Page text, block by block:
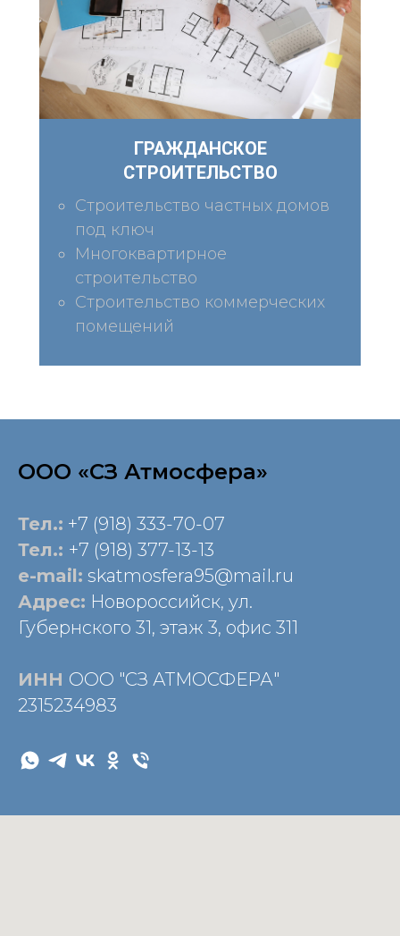
ГРАЖДАНСКОЕ
СТРОИТЕЛЬСТВО
Строительство частных домов
под ключ
Многоквартирное
строительство
Строительство коммерческих
помещений
ООО «СЗ Атмосфера»
Тел.: +7 (918) 333-70-07
Тел.: +7 (918) 377-13-13
e-mail: skatmosfera95@mail.ru
Адрес: Новороссийск, ул.
Губернского 31, этаж 3, офис 311
ИНН ООО "СЗ АТМОСФЕРА"
2315234983